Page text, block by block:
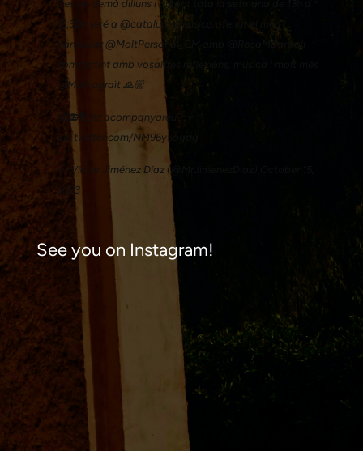
Des de demà dilluns i durant tota la setmana de 13h a
13:30h seré a @catalunyamusica
oferint el meu
particular @MoltPersonal_CM
@RosaMBartroli
compartint amb vosaltres reflexions, música i molt més
🥲Molt agraït 🙏🏼
🤩📻🎙️Ens acompanyareu?🎶✨
pic.twitter.com/NM96y5qgag
— Víctor Jiménez Díaz (@MrJimenezDiaz)
2023
See you on Instagram!